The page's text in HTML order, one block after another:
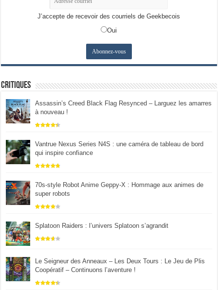
J’accepte de recevoir des courriels de Geekbecois
Oui
Critiques
Assassin’s Creed Black Flag Resynced – Larguez les amarres
à nouveau !
Vantrue Nexus Series N4S : une caméra de tableau de bord
qui inspire confiance
70s-style Robot Anime Geppy-X : Hommage aux animes de
super robots
Splatoon Raiders : l’univers Splatoon s’agrandit
Le Seigneur des Anneaux – Les Deux Tours : Le Jeu de Plis
Coopératif – Continuons l’aventure !